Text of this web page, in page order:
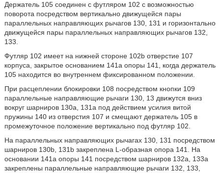
Держатель 105 соединен с футляром 102 с возможностью
поворота посредством вертикально движущейся пары
параллельных направляющих рычагов 130, 131 и горизонтально
движущейся пары параллельных направляющих рычагов 132,
133.
Футляр 102 имеет на нижней стороне 102b отверстие 107
корпуса, закрытое основанием 141a опоры 141, когда держатель
105 находится во внутреннем фиксированном положении.
При расцеплении блокировки 108 посредством кнопки 109
параллельные направляющие рычаги 130, 13 движутся вниз
вокруг шарниров 130a, 131a под действием усилия витой
пружины 140 из отверстия 107 и смещают держатель 105 в
промежуточное положение вертикально под футляр 102.
На параллельных направляющих рычагах 130, 131 посредством
шарниров 130b, 131b закреплена L-образная опора 141. На
основании 141a опоры 141 посредством шарниров 132a, 133a
закреплены параллельные направляющие рычаги 132, 133,